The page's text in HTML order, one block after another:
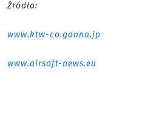
Źródła:
www.ktw-co.gonna.jp
www.airsoft-news.eu